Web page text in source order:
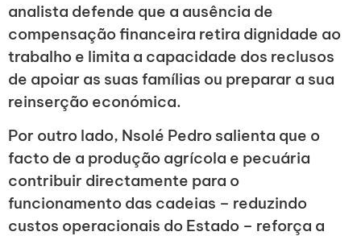
analista defende que a ausência de
compensação financeira retira dignidade ao
trabalho e limita a capacidade dos reclusos
de apoiar as suas famílias ou preparar a sua
reinserção económica.
Por outro lado, Nsolé Pedro salienta que o
facto de a produção agrícola e pecuária
contribuir directamente para o
funcionamento das cadeias – reduzindo
custos operacionais do Estado – reforça a